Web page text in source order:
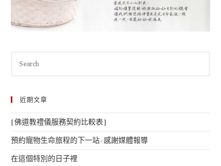
近期文章
[佛道教禮儀服務契約比較表]
預約寵物生命旅程的下一站-感謝媒體報導
在這個特別的日子裡